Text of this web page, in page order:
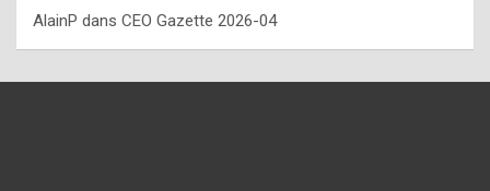
u
s
h
AlainP dans CEO Gazette 2026-04